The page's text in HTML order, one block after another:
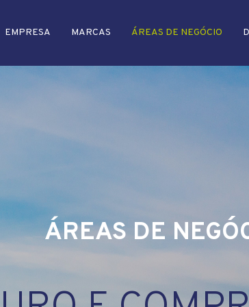
EMPRESA MARCAS ÁREAS DE NEGÓCIO
ÁREAS DE